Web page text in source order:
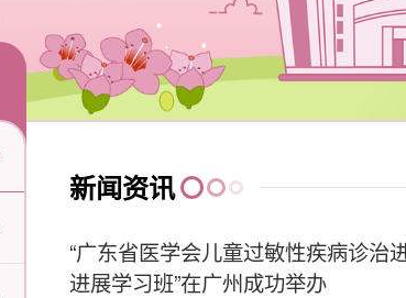
新闻资讯
“广东省医学会儿童过敏性疾病诊
进展学习班”在广州成功举办